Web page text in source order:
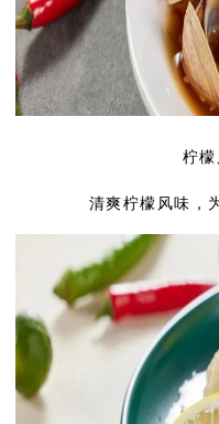
柠
清爽柠檬风味，